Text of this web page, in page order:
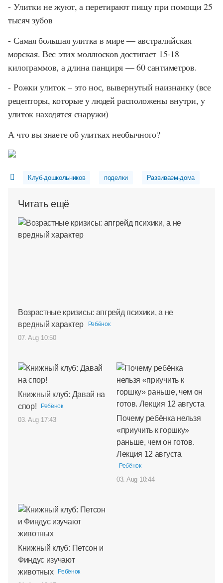
- Улитки не жуют, а перетирают пищу при помощи 25
тысяч зубов
- Самая большая улитка в мире — австралийская
морская. Вес этих моллюсков достигает 15-18
килограммов, а длина панциря — 60 сантиметров.
- Рожки улиток – это нос, вывернутый наизнанку (все
рецепторы, которые у людей расположены внутри, у
улиток находятся снаружи)
А что вы знаете об улитках необычного?
Клуб-дошкольников поделки Развиваем-дома
Читать ещё
Возрастные кризисы: апгрейд психики, а не
вредный характер
Ребёнок
07. Aug 10:50
Книжный клуб: Давай на
спор!
Ребёнок
03. Aug 17:43
Почему ребёнка нельзя
«приучить к горшку»
раньше, чем он готов.
Лекция 12 августа
Ребёнок
03. Aug 10:44
Книжный клуб: Петсон и
Финдус изучают
животных
Ребёнок